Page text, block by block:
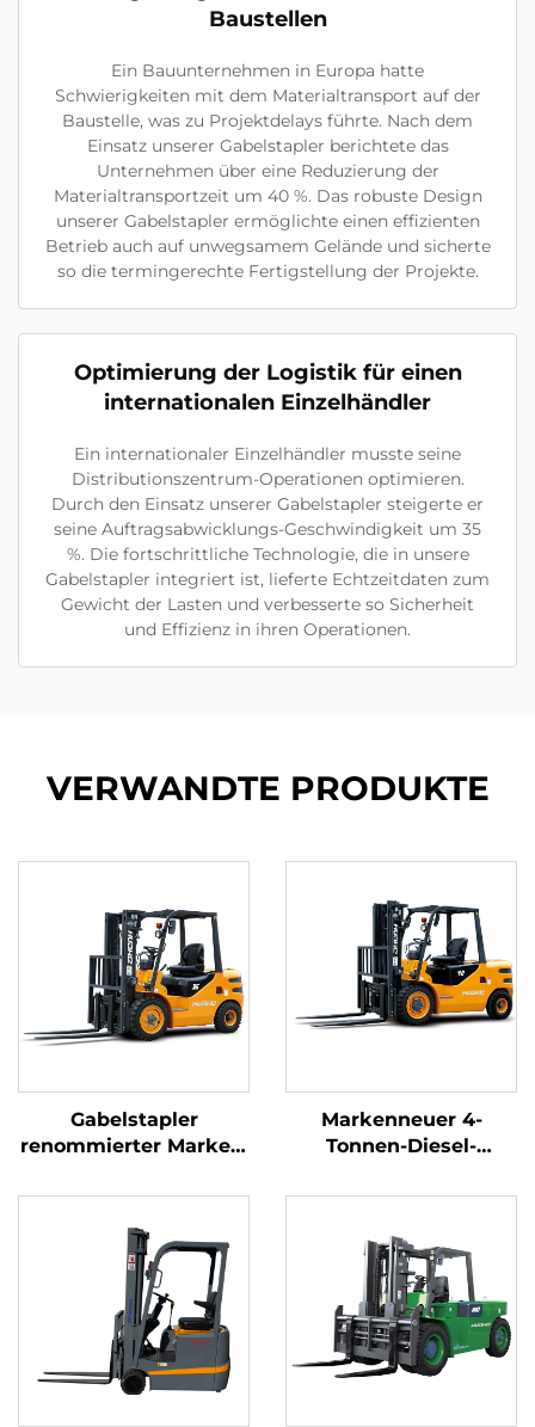
Baustellen
Ein Bauunternehmen in Europa hatte
Schwierigkeiten mit dem Materialtransport auf der
Baustelle, was zu Projektdelays führte. Nach dem
Einsatz unserer Gabelstapler berichtete das
Unternehmen über eine Reduzierung der
Materialtransportzeit um 40 %. Das robuste Design
unserer Gabelstapler ermöglichte einen effizienten
Betrieb auch auf unwegsamem Gelände und sicherte
so die termingerechte Fertigstellung der Projekte.
Optimierung der Logistik für einen
internationalen Einzelhändler
Ein internationaler Einzelhändler musste seine
Distributionszentrum-Operationen optimieren.
Durch den Einsatz unserer Gabelstapler steigerte er
seine Auftragsabwicklungs-Geschwindigkeit um 35
%. Die fortschrittliche Technologie, die in unsere
Gabelstapler integriert ist, lieferte Echtzeitdaten zum
Gewicht der Lasten und verbesserte so Sicherheit
und Effizienz in ihren Operationen.
VERWANDTE PRODUKTE
Gabelstapler
renommierter Marken,
Außeneinsatz,
Vorwärtsfahrt (FWD),
langlebiger
chinesischer Motor
Markenneuer 4-
Tonnen-Diesel-
hochwertigem
Motor